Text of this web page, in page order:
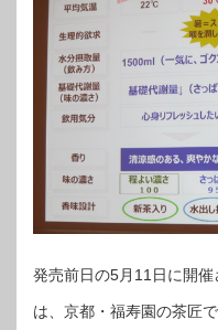
発売前日の5月11日に開
は、京都・福寿園の茶匠